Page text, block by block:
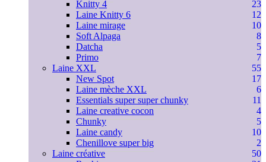
Knitty 4
23
Laine Knitty 6
12
Laine mirage
10
Soft Alpaga
8
Datcha
5
Primo
7
Laine XXL
55
New Spot
17
Laine mèche XXL
6
Essentials super super chunky
11
Laine creative cocon
4
Chunky
5
Laine candy
10
Chenillove super big
2
Laine créative
50